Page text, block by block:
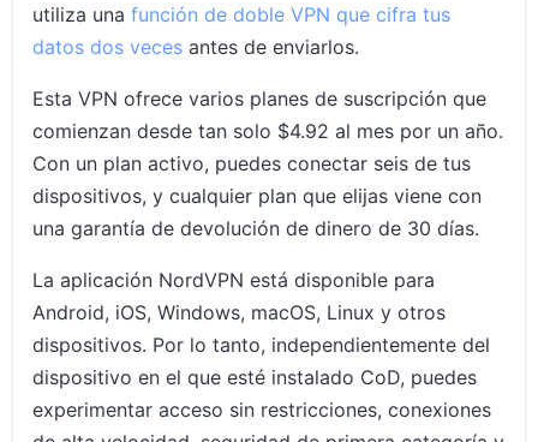
utiliza unafunción de doble VPN que cifra tus
datos dos veces antes de enviarlos.
Esta VPN ofrece varios planes de suscripción que
comienzan desde tan solo $4.92 al mes por un año.
Con un plan activo, puedes conectar seis de tus
dispositivos, y cualquier plan que elijas viene con
una garantía de devolución de dinero de 30 días.
La aplicación NordVPN está disponible para
Android, iOS, Windows, macOS, Linux y otros
dispositivos. Por lo tanto, independientemente del
dispositivo en el que esté instalado CoD, puedes
experimentar acceso sin restricciones, conexiones